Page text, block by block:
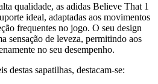
qualidade, as adidas Believe That 1
ideal, adaptadas aos movimentos
frequentes no jogo. O seu design
sensação de leveza, permitindo aos
no seu desempenho.
destas sapatilhas, destacam-se: